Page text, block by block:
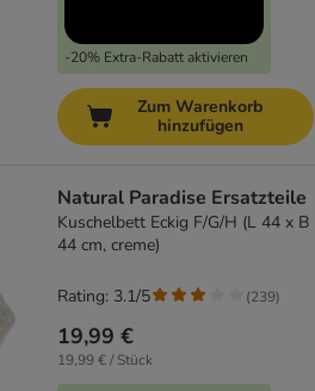
-20% Extra-Rabatt aktivieren
Zum Warenkorb
hinzufügen
Natural Paradise Ersatzteile
Kuschelbett Eckig F/G/H (L 44 x B
44 cm, creme)
19,99 €
19,99 € / Stück
Rating: 3.1/5 (239)